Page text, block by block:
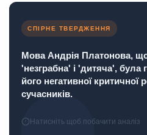
СПІРНЕ ТВЕРДЖЕННЯ
Мова Андрія Платонова,
'незграбна' і 'дитяча',
його негативної критичної
сучасників.
Натисніть щоб побачити аналіз